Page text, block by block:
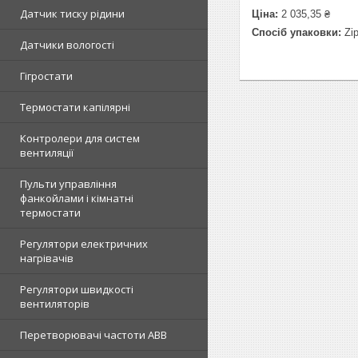
Датчик тиску рідини
Датчики вологості
Гігростати
Термостати капілярні
Контролери для систем
вентиляції
Пульти управління
фанкойлами і кімнатні
термостати
Регулятори електричних
нагрівачів
Регулятори швидкості
вентиляторів
Перетворювачі частоти ABB
Ціна: 2 035,35 ₴
Спосіб упаковки: